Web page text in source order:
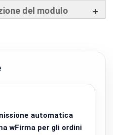
del modulo
automatica
wFirma per gli ordini